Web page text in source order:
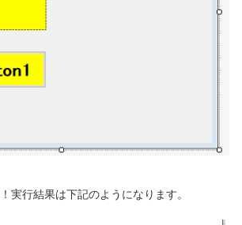
実行結果は下記のようになります。